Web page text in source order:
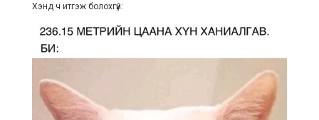
Хэнд ч итгэж болохгүй: